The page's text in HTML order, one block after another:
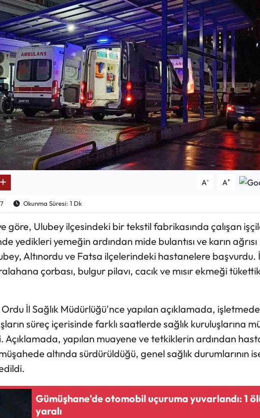
A- A+
Okunma Süresi: 1 Dk
göre, Ulubey ilçesindeki bir tekstil fabrikasında çalışan
yedikleri yemeğin ardından mide bulantısı ve karın ağrısı
Altınordu ve Fatsa ilçelerindeki hastanelere başvurdu.
çorbası, bulgur pilavı, cacık ve mısır ekmeği
İl Sağlık Müdürlüğü'nce yapılan açıklamada,
süreç içerisinde farklı saatlerde sağlık kuruluşlarına
yapılan muayene ve tetkiklerin ardından
altında sürdürüldüğü, genel sağlık durumlarının
Gümüşhane'de otomobil uçuruma yuvarlandı: 1
yaralı